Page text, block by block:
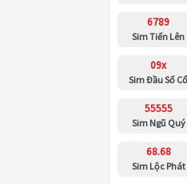
6789
Sim Tiến Lên
09x
Sim Đầu Số Cổ
55555
Sim Ngũ Quý
68.68
Sim Lộc Phát